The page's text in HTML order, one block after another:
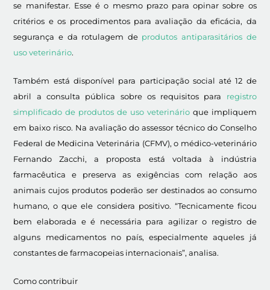
se manifestar. Esse é o mesmo prazo para opinar sobre os
critérios e os procedimentos para avaliação da eficácia, da
segurança e da rotulagem de produtos antiparasitários de
uso veterinário.
Também está disponível para participação social até 12 de
abril a consulta pública sobre os requisitos para registro
simplificado de produtos de uso veterinárioque impliquem
em baixo risco. Na avaliação do assessor técnico do Conselho
Federal de Medicina Veterinária (CFMV), o médico-veterinário
Fernando Zacchi, a proposta está voltada à indústria
farmacêutica e preserva as exigências com relação aos
animais cujos produtos poderão ser destinados ao consumo
humano, o que ele considera positivo. “Tecnicamente ficou
bem elaborada e é necessária para agilizar o registro de
alguns medicamentos no país, especialmente aqueles já
constantes de farmacopeias internacionais”, analisa.
Como contribuir